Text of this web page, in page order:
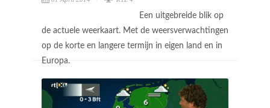
Een uitgebreide blik op
de actuele weerkaart. Met de weersverwachtingen
op de korte en langere termijn in eigen land en in
Europa.